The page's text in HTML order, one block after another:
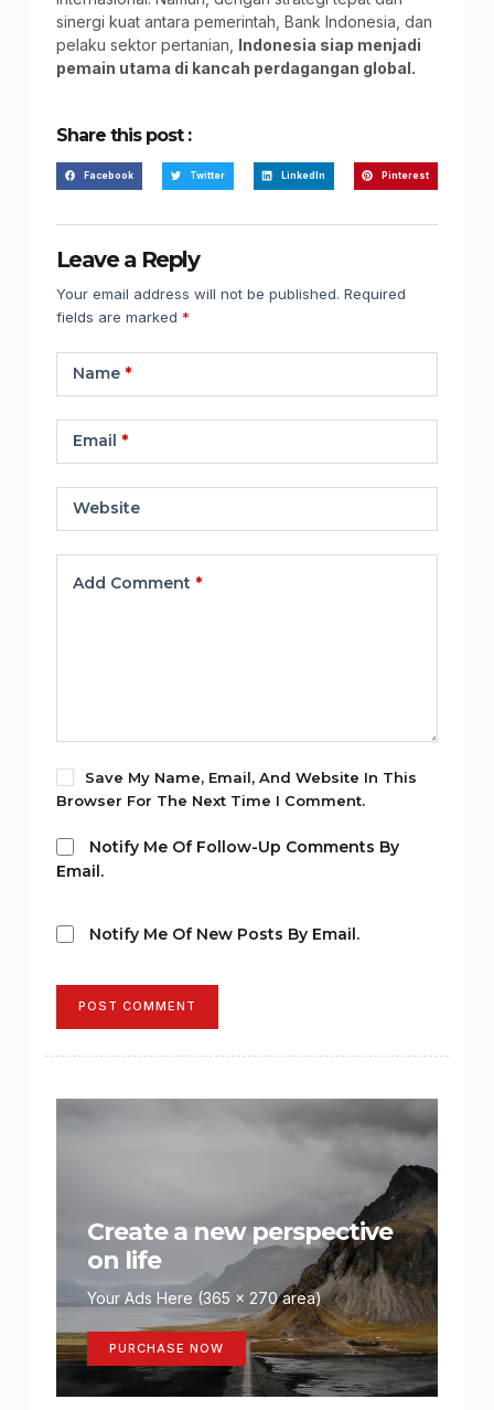
sinergi kuat antara pemerintah, Bank Indonesia, dan
pelaku sektor pertanian, Indonesia siap menjadi
pemain utama di kancah perdagangan global.
Share this post :
Facebook Twitter LinkedIn Pinterest
Leave a Reply
Your email address will not be published. Required
fields are marked *
Name*
Email *
Website
Add Comment *
Save My Name, Email, And Website In This
Browser For The Next Time I Comment.
Notify Me Of Follow-Up Comments By
Email.
Notify Me Of New Posts By Email.
POST COMMENT
Create a new perspective
on life
Your Ads Here (365 x 270 area)
PURCHASE NOW